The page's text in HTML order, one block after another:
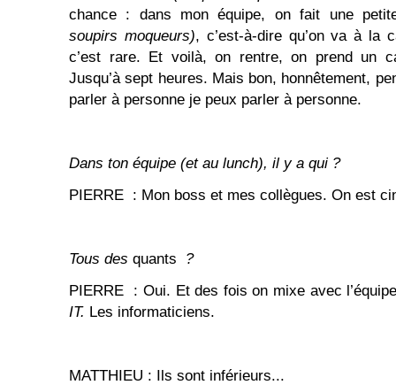
chance : dans mon équipe, on fait une
soupirs moqueurs), c’est-à-dire qu’on va à la
c’est rare. Et voilà, on rentre, on prend un
Jusqu’à sept heures. Mais bon, honnêtement,
parler à personne je peux parler à personne.
Dans ton équipe (et au lunch), il y a qui ?
PIERRE : Mon boss et mes collègues. On est
Tous des quants ?
PIERRE : Oui. Et des fois on mixe avec
IT. Les informaticiens.
MATTHIEU : Ils sont inférieurs...